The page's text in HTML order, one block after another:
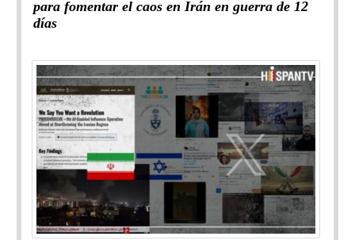
para fomentar el caos en Irán en guerra de 12
días